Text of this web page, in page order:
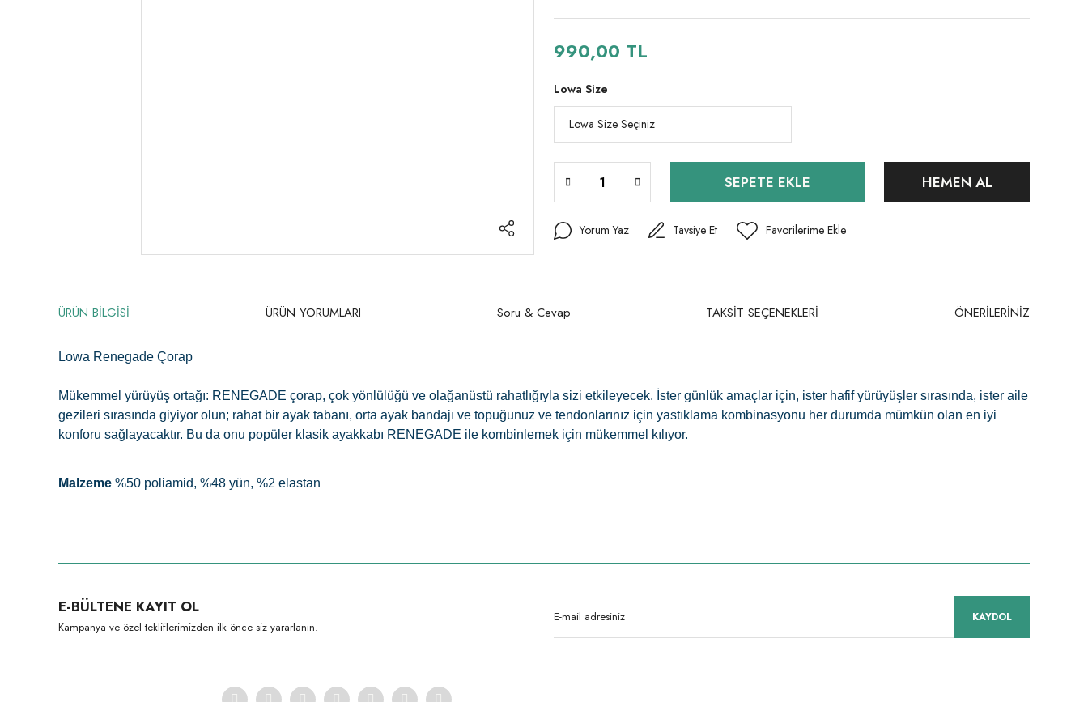
990,00 TL
Lowa Size
SEPETE EKLE HEMEN AL
Yorum Yaz Tavsiye Et
ÜRÜN BİLGİSİ ÜRÜN YORUMLARI Soru & Cevap TAKSİT SEÇENEKLERİ ÖNERİLERİNİZ
Lowa Renegade Çorap
Mükemmel yürüyüş ortağı: RENEGADE çorap, çok yönlülüğü ve olağanüstü rahatlığıyla sizi etkileyecek. İster günlük amaçlar için, ister hafif yürüyüşler sırasında, ister aile
gezileri sırasında giyiyor olun; rahat bir ayak tabanı, orta ayak bandajı ve topuğunuz ve tendonlarınız için yastıklama kombinasyonu her durumda mümkün olan en iyi
konforu sağlayacaktır. Bu da onu popüler klasik ayakkabı RENEGADE ile kombinlemek için mükemmel kılıyor.
Malzeme %50 poliamid, %48 yün, %2 elastan
Ürün açıklamasında eksik bilgiler bulunuyor.
Ürün bilgilerinde hatalar bulunuyor.
E-BÜLTENE KAYIT OL
Kampanya ve özel tekliflerimizden ilk önce siz yararlanın.
KAYDOL